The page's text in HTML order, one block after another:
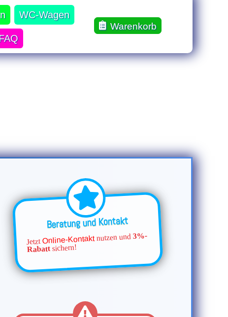
WC-Wagen
Warenkorb
Beratung und Kontakt
JetztOnline-Kontaktnutzen und 3%-
Rabattsichern!